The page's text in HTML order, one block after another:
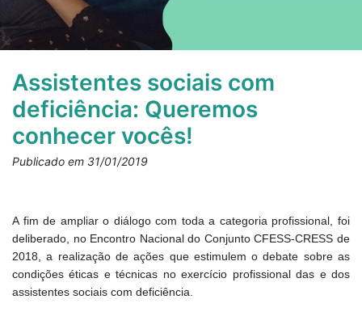
Assistentes sociais com
deficiência: Queremos
conhecer vocês!
Publicado em 31/01/2019
A fim de ampliar o diálogo com toda a categoria profissional, foi
deliberado, no Encontro Nacional do Conjunto CFESS-CRESS de
2018, a realização de ações que estimulem o debate sobre as
condições éticas e técnicas no exercício profissional das e dos
assistentes sociais com deficiência.